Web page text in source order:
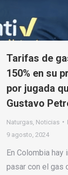
Tarifas de
150% en su
por jugada
Gustavo
Naturgas Noticias
9 agosto, 2024
En Colombia hay
pasar con el gas